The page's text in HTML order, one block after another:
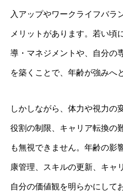
入アップやワークライフバラ
メリットがあります。若い頃
導・マネジメントや、自分の
を築くことで、年齢が強みへ
しかしながら、体力や視力の
役割の制限、キャリア転換の
も無視できません。年齢の影
康管理、スキルの更新、キャ
自分の価値観を明らかにして